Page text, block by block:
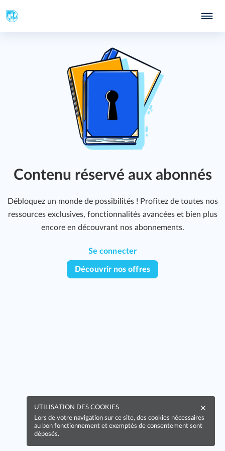
Contenu réservé aux abonnés
Débloquez un monde de possibilités ! Profitez de toutes nos
ressources exclusives, fonctionnalités avancées et bien plus
encore en découvrant nos abonnements.
Se connecter
Découvrir nos offres
UTILISATION DES COOKIES
Lors de votre navigation sur ce site, des cookies nécessaires
au bon fonctionnement et exemptés de consentement sont
déposés.